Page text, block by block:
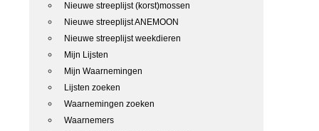
Nieuwe streeplijst (korst)mossen
Nieuwe streeplijst ANEMOON
Nieuwe streeplijst weekdieren
Mijn Lijsten
Mijn Waarnemingen
Lijsten zoeken
Waarnemingen zoeken
Waarnemers